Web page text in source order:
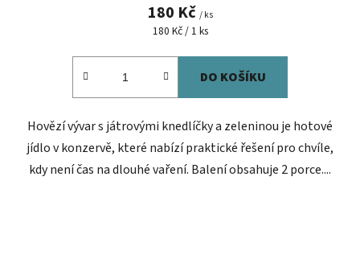
180 Kč / ks
Měrná
180 Kč / 1 ks
DO KOŠÍKU
Hovězí vývar s játrovými knedlíčky a zeleninou je hotové
jídlo v konzervě, které nabízí praktické řešení pro chvíle,
kdy není čas na dlouhé vaření. Balení obsahuje 2 porce....